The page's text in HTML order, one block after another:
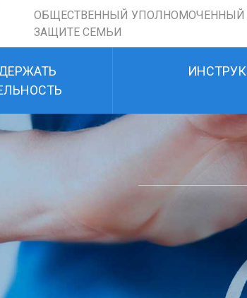
ОБЩЕСТВЕННЫЙ УПОЛНОМОЧЕННЫЙ
ЗАЩИТЕ СЕМЬИ